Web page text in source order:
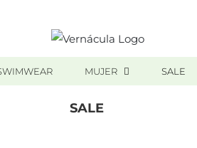
MUJER SALE
SALE